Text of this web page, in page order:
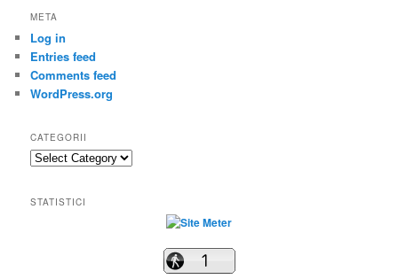
META
Log in
Entries feed
Comments feed
WordPress.org
CATEGORII
Categorii
STATISTICI